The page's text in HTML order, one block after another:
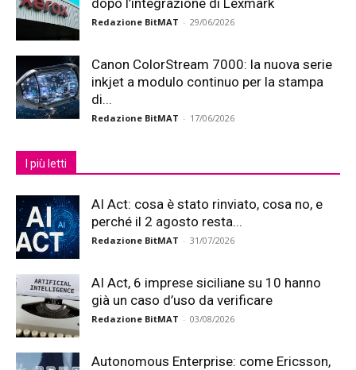
dopo l’integrazione di Lexmark
Redazione BitMAT - 29/06/2026
Canon ColorStream 7000: la nuova serie
inkjet a modulo continuo per la stampa
di...
Redazione BitMAT - 17/06/2026
I più letti
AI Act: cosa è stato rinviato, cosa no, e
perché il 2 agosto resta...
Redazione BitMAT - 31/07/2026
AI Act, 6 imprese siciliane su 10 hanno
già un caso d’uso da verificare
Redazione BitMAT - 03/08/2026
Autonomous Enterprise: come Ericsson,